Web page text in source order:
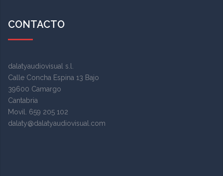
CONTACTO
dalatyaudiovisual s.l.
Calle Concha Espina 13 Bajo
39600 Camargo
Cantabria
Movil. 659 205 102
dalaty@dalatyaudiovisual.com